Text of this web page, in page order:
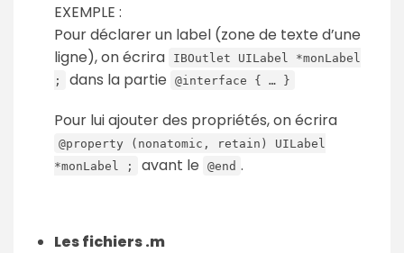
EXEMPLE :
Pour déclarer un label (zone de texte d’une
ligne), on écrira
IBOutlet UILabel *monLabel
;
dans la partie @interface { … }
Pour lui ajouter des propriétés, on écrira
@property (nonatomic, retain) UILabel
*monLabel ;
avant le @end .
Les fichiers .m